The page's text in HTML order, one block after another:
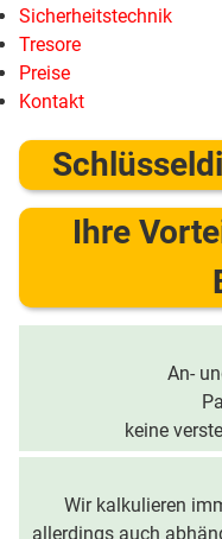
Sicherheitstechnik
Tresore
Preise
Kontakt
Ihre
An-
keine
Wir kalkulieren
allerdings auch